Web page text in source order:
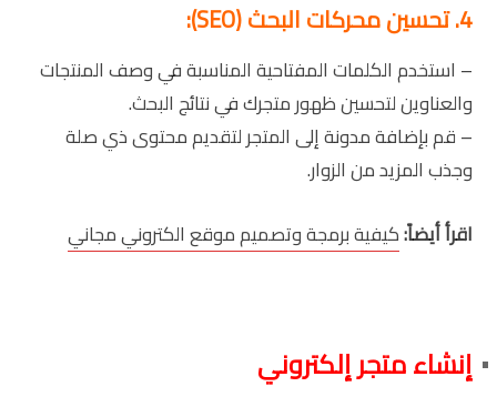
4. تحسين محركات البحث (SEO):
– استخدم الكلمات المفتاحية المناسبة في وصف المنتجات
والعناوين لتحسين ظهور متجرك في نتائج البحث.
– قم بإضافة مدونة إلى المتجر لتقديم محتوى ذي صلة
وجذب المزيد من الزوار.
اقرأ أيضاً:كيفية برمجة وتصميم موقع الكتروني مجاني
إنشاء متجر إلكتروني